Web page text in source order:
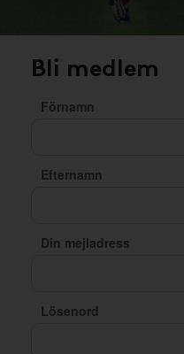
Bli medlem
Förnamn
Efternamn
Din mejladress
Lösenord